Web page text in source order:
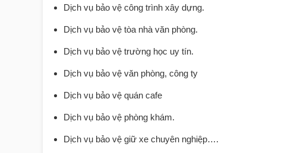
Dịch vụ bảo vệ công trình xây dựng.
Dịch vụ bảo vệ tòa nhà văn phòng.
Dịch vụ bảo vệ trường học uy tín.
Dịch vụ bảo vệ văn phòng, công ty
Dịch vụ bảo vệ quán cafe
Dịch vụ bảo vệ phòng khám.
Dịch vụ bảo vệ giữ xe chuyên nghiệp….